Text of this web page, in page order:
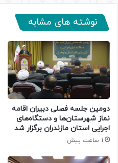
نوشته های مشابه
دومین جلسه فصلی دبیران اقامه
نماز شهرستان‌ها و دستگاه‌های
اجرایی استان مازندران برگزار شد
1 ساعت پیش